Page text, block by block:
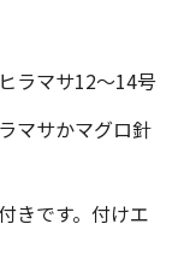
マサ12～14号
サかマグロ針
きです。付けエ